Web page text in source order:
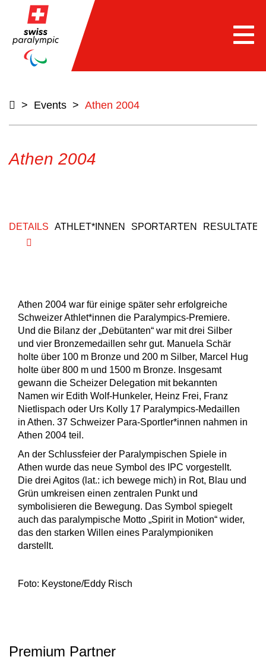
> Events > Athen 2004
Athen 2004
DETAILS ATHLET*INNEN SPORTARTEN RESULTATE
Athen 2004 war für einige später sehr erfolgreiche
Schweizer Athlet*innen die Paralympics-Premiere.
Und die Bilanz der „Debütanten“ war mit drei Silber
und vier Bronzemedaillen sehr gut. Manuela Schär
holte über 100 m Bronze und 200 m Silber, Marcel Hug
holte über 800 m und 1500 m Bronze. Insgesamt
gewann die Scheizer Delegation mit bekannten
Namen wir Edith Wolf-Hunkeler, Heinz Frei, Franz
Nietlispach oder Urs Kolly 17 Paralympics-Medaillen
in Athen. 37 Schweizer Para-Sportler*innen nahmen in
Athen 2004 teil.
An der Schlussfeier der Paralympischen Spiele in
Athen wurde das neue Symbol des IPC vorgestellt.
Die drei Agitos (lat.: ich bewege mich) in Rot, Blau und
Grün umkreisen einen zentralen Punkt und
symbolisieren die Bewegung. Das Symbol spiegelt
auch das paralympische Motto „Spirit in Motion“ wider,
das den starken Willen eines Paralympioniken
darstellt.
Foto: Keystone/Eddy Risch
Premium Partner